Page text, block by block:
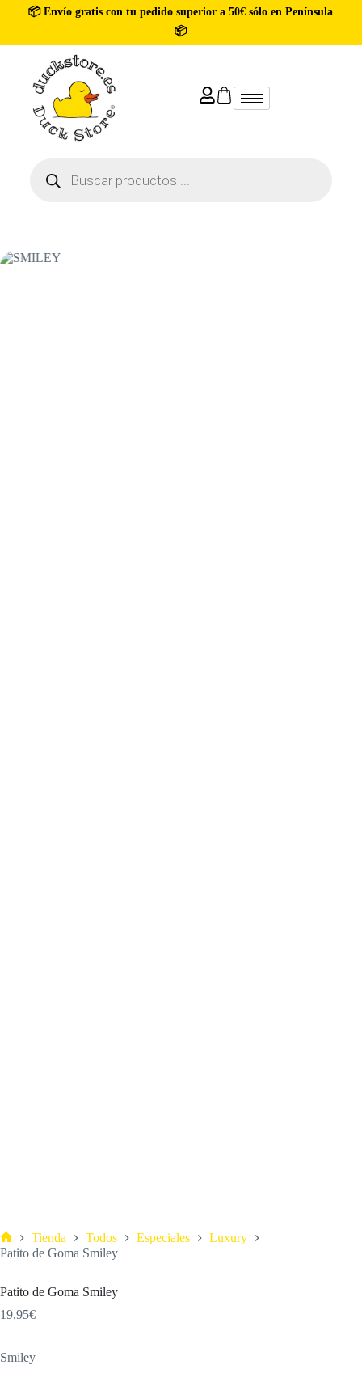
📦 Envío gratis con tu pedido superior a 50€ sólo en Península
📦
Tienda Todos Especiales
Luxury
Patito de Goma Smiley
Patito de Goma Smiley
19,95€
Smiley